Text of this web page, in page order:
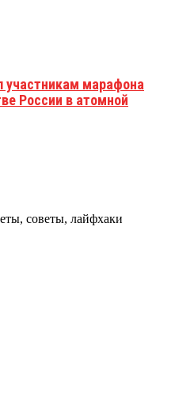
участникам марафона
России в атомной
советы, лайфхаки